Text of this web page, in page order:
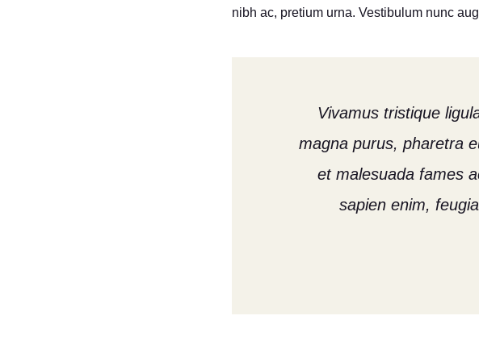
nibh ac, pretium urna. Vestibulum nunc
Vivamus tristique
magna purus, pharetra
et malesuada fames
sapien enim,